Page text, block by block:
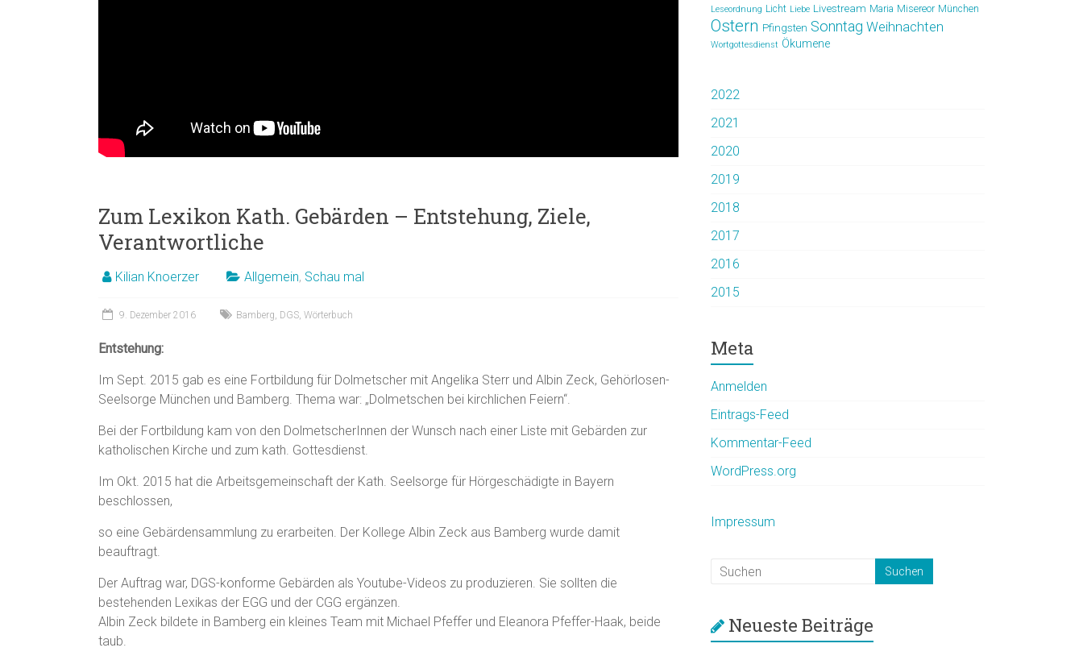
Zum Lexikon Kath. Gebärden – Entstehung, Ziele,
Verantwortliche
Kilian Knoerzer Allgemein, Schau mal
9. Dezember 2016 Bamberg, DGS, Wörterbuch
Entstehung:
Im Sept. 2015 gab es eine Fortbildung für Dolmetscher mit Angelika Sterr und Albin Zeck, Gehörlosen-
Seelsorge München und Bamberg. Thema war: „Dolmetschen bei kirchlichen Feiern“.
Bei der Fortbildung kam von den DolmetscherInnen der Wunsch nach einer Liste mit Gebärden zur
katholischen Kirche und zum kath. Gottesdienst.
Im Okt. 2015 hat die Arbeitsgemeinschaft der Kath. Seelsorge für Hörgeschädigte in Bayern
beschlossen,
so eine Gebärdensammlung zu erarbeiten. Der Kollege Albin Zeck aus Bamberg wurde damit
beauftragt.
Der Auftrag war, DGS-konforme Gebärden als Youtube-Videos zu produzieren. Sie sollten die
bestehenden Lexikas der EGG und der CGG ergänzen.
Albin Zeck bildete in Bamberg ein kleines Team mit Michael Pfeffer und Eleanora Pfeffer-Haak, beide
taub.
Leseordnung Licht Liebe Livestream Maria Misereor München
Ostern Pfingsten Sonntag Weihnachten
Wortgottesdienst Ökumene
2022
2021
2020
2019
2018
2017
2016
2015
Meta
Anmelden
Eintrags-Feed
Kommentar-Feed
WordPress.org
Impressum
Neueste Beiträge